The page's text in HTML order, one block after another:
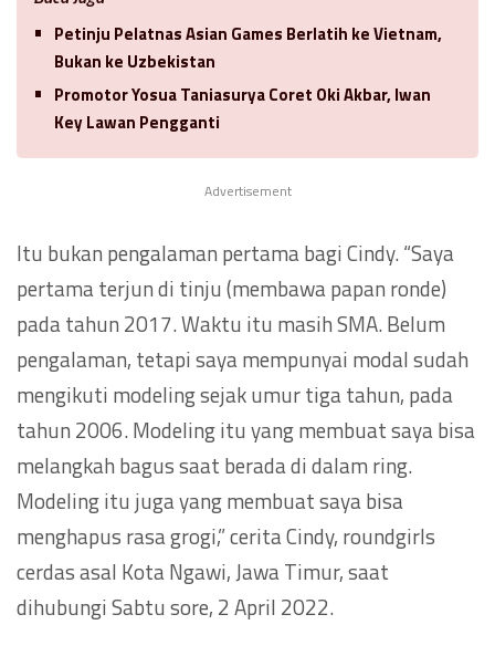
Petinju Pelatnas Asian Games Berlatih ke Vietnam,
Bukan ke Uzbekistan
Promotor Yosua Taniasurya Coret Oki Akbar, Iwan
Key Lawan Pengganti
Advertisement
Itu bukan pengalaman pertama bagi Cindy. “Saya
pertama terjun di tinju (membawa papan ronde)
pada tahun 2017. Waktu itu masih SMA. Belum
pengalaman, tetapi saya mempunyai modal sudah
mengikuti modeling sejak umur tiga tahun, pada
tahun 2006. Modeling itu yang membuat saya bisa
melangkah bagus saat berada di dalam ring.
Modeling itu juga yang membuat saya bisa
menghapus rasa grogi,” cerita Cindy, roundgirls
cerdas asal Kota Ngawi, Jawa Timur, saat
dihubungi Sabtu sore, 2 April 2022.